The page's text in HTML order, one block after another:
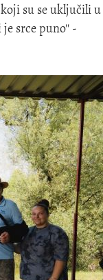
su se uključili u
srce puno'' -